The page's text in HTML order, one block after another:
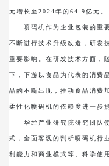
元增长至2024年的64.9亿元。
喷码机作为企业包装的重要
不断进行技术升级改造，研发
重要影响。在研发技术方面，
下，下游以食品为代表的消费
品的不断出现，推动食品消费
柔性化喷码机的依赖度进一步
华经产业研究院研究团队使
式，全面客观的剖析喷码机行
利能力和商业模式等。科学使